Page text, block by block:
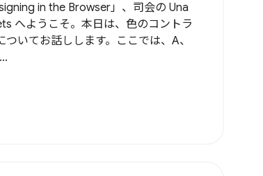
in the Browser」、司会の Una
へようこそ。本日は、色のコントラ
ついてお話しします。ここでは、A、